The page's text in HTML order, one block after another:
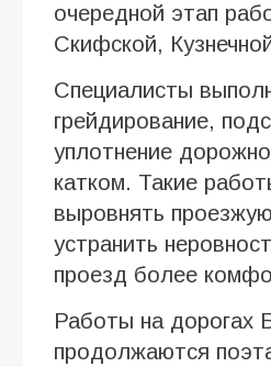
очередной этап
Скифской,
Специалисты
грейдирование,
уплотнение
катком. Такие
выровнять
устранить
проезд более
Работы на дорогах
продолжаются